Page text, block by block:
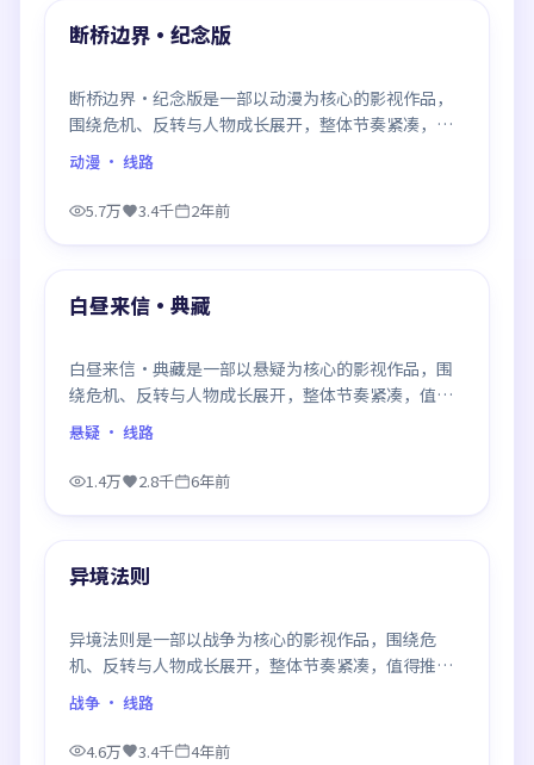
最新
断桥边界·纪念版
断桥边界·纪念版是一部以动漫为核心的影视作品，
围绕危机、反转与人物成长展开，整体节奏紧凑，值
得推荐观看。
动漫 · 线路
5.7万 3.4千 2年前
最新
白昼来信·典藏
白昼来信·典藏是一部以悬疑为核心的影视作品，围
绕危机、反转与人物成长展开，整体节奏紧凑，值得
推荐观看。
悬疑 · 线路
1.4万 2.8千 6年前
最新
异境法则
异境法则是一部以战争为核心的影视作品，围绕危
机、反转与人物成长展开，整体节奏紧凑，值得推荐
观看。
战争 · 线路
4.6万 3.4千 4年前